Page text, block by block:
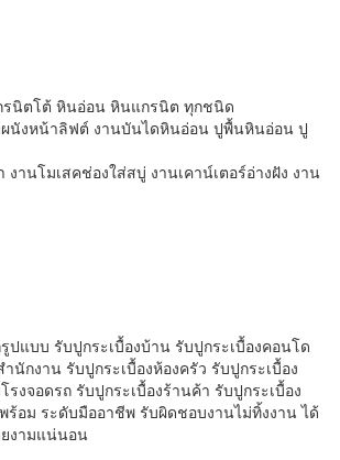
รนิตโต้ หินอ่อน หินแกรนิต ทุกชนิด
นังหน้าลิฟต์ งานบันไดหินอ่อน ปูพื้นหินอ่อน ปู
งานโมเสคช่องใส่สบู่ งานเคาน์เตอร์อ่างฝัง งาน
ปแบบ รับปูกระเบื้องบ้าน รับปูกระเบื้องคอนโด
นักงาน รับปูกระเบื้องห้องครัว รับปูกระเบื้อง
รงจอดรถ รับปูกระเบื้องร้านค้า รับปูกระเบื้อง
ร้อม ระดับมืออาชีพ รับผิดชอบงานไม่ทิ้งงาน ได้
งามแน่นอน